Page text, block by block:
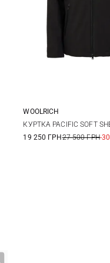
M L
WOOLRICH
КУРТКА PACIFIC SOFT
19 250 ГРН27 500 ГРН-